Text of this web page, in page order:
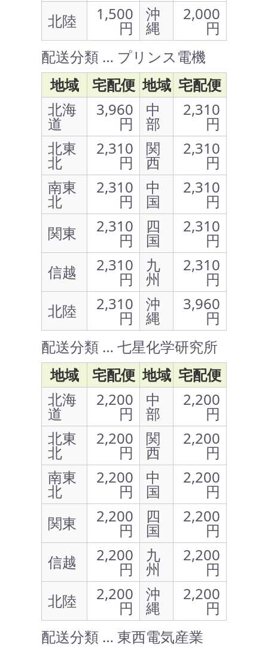
北陸
1,500
円
沖
縄
2,000
円
配送分類 … プリンス電機
地域
宅配便 地域 宅配便
北海
道
3,960
円
中
部
2,310
円
北東
北
2,310
円
関
西
2,310
円
南東
北
2,310
円
中
国
2,310
円
関東
2,310
円
四
国
2,310
円
信越
2,310
円
九
州
2,310
円
北陸
2,310
円
沖
縄
3,960
円
配送分類 … 七星化学研究所
地域
宅配便 地域 宅配便
北海
道
2,200
円
中
部
2,200
円
北東
北
2,200
円
関
西
2,200
円
南東
北
2,200
円
中
国
2,200
円
関東
2,200
円
四
国
2,200
円
信越
2,200
円
九
州
2,200
円
北陸
2,200
円
沖
縄
2,200
円
配送分類 … 東西電気産業